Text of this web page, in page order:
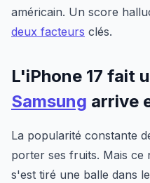
américain. Un score
deux facteurs clés.
L'iPhone 17 fait
Samsung arrive
La popularité constante
porter ses fruits. Mais ce
s'est tiré une balle dans